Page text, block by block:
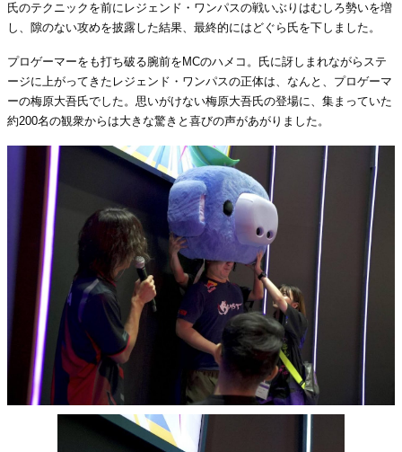
氏のテクニックを前にレジェンド・ワンパスの戦いぶりはむしろ勢いを増
し、隙のない攻めを披露した結果、最終的にはどぐら氏を下しました。
プロゲーマーをも打ち破る腕前をMCのハメコ。氏に訝しまれながらステ
ージに上がってきたレジェンド・ワンパスの正体は、なんと、プロゲーマ
ーの梅原大吾氏でした。思いがけない梅原大吾氏の登場に、集まっていた
約200名の観衆からは大きな驚きと喜びの声があがりました。